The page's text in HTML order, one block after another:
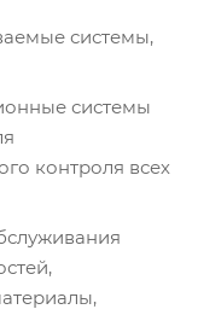
системы,
системы
контроля всех